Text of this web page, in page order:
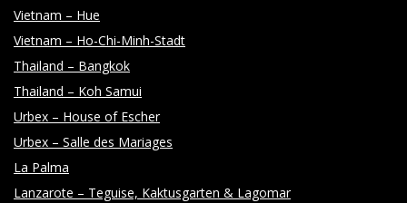
Vietnam – Hue
Vietnam – Ho-Chi-Minh-Stadt
Thailand – Bangkok
Thailand – Koh Samui
Urbex – House of Escher
Urbex – Salle des Mariages
La Palma
Lanzarote – Teguise, Kaktusgarten & Lagomar